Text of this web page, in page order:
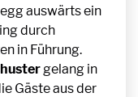
auswärts ein
durch
in Führung.
gelang in
Gäste aus der